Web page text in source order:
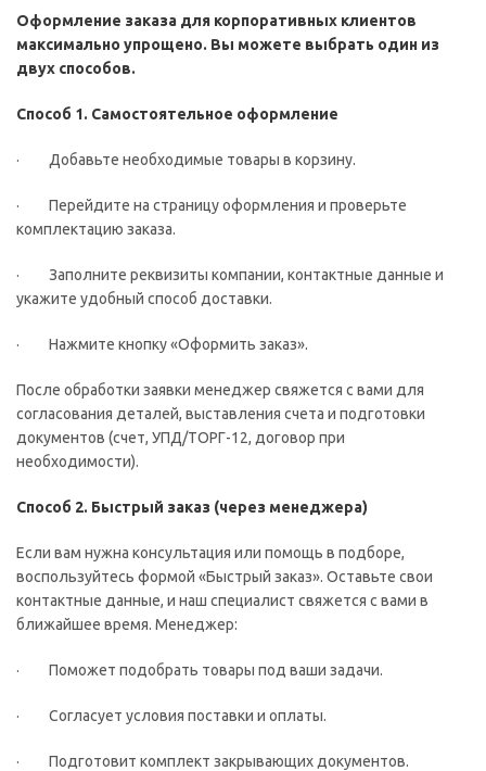
Оформление заказа для корпоративных клиентов
максимально упрощено. Вы можете выбрать один из
двух способов.
Способ 1. Самостоятельное оформление
· Добавьте необходимые товары в корзину.
· Перейдите на страницу оформления и проверьте
комплектацию заказа.
· Заполните реквизиты компании, контактные данные и
укажите удобный способ доставки.
· Нажмите кнопку «Оформить заказ».
После обработки заявки менеджер свяжется с вами для
согласования деталей, выставления счета и подготовки
документов (счет, УПД/ТОРГ-12, договор при
необходимости).
Способ 2. Быстрый заказ (через менеджера)
Если вам нужна консультация или помощь в подборе,
воспользуйтесь формой «Быстрый заказ». Оставьте свои
контактные данные, и наш специалист свяжется с вами в
ближайшее время. Менеджер:
· Поможет подобрать товары под ваши задачи.
· Согласует условия поставки и оплаты.
· Подготовит комплект закрывающих документов.